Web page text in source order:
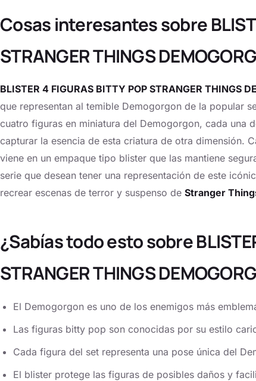
Cosas interesantes sobre
STRANGER THINGS
BLISTER 4 FIGURAS BITTY POP STRANGER THINGS
que representan al temible Demogorgon de la popular
cuatro figuras en miniatura del Demogorgon, cada una
capturar la esencia de esta criatura de otra dimensión.
viene en un empaque tipo blister que las mantiene
serie que desean tener una representación de este
recrear escenas de terror y suspenso de Stranger
¿Sabías todo esto sobre
STRANGER THINGS
El Demogorgon es uno de los enemigos más
Las figuras bitty pop son conocidas por su estilo
Cada figura del set representa una pose única del
El blister protege las figuras de posibles daños y